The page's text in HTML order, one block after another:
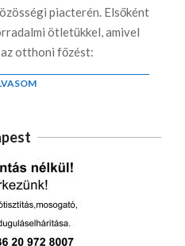
piacterén. Elsőként
ötletükkel, amivel
otthoni főzést: